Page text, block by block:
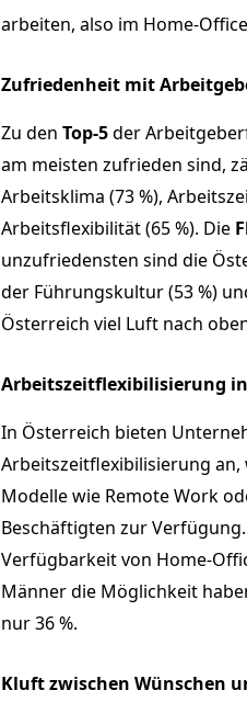
arbeiten, also im Home-
Zufriedenheit mit
Zu den Top-5der
am meisten zufrieden sind,
Arbeitsklima (73 %),
Arbeitsflexibilität (65 %). Die
unzufriedensten sind die
der Führungskultur (53 %)
Österreich viel Luft nach
Arbeitszeitflexibilisierung
In Österreich bieten
Arbeitszeitflexibilisierung an,
Modelle wie Remote Work
Beschäftigten zur
Verfügbarkeit von Home-
Männer die Möglichkeit
nur 36 %.
Kluft zwischen Wünschen